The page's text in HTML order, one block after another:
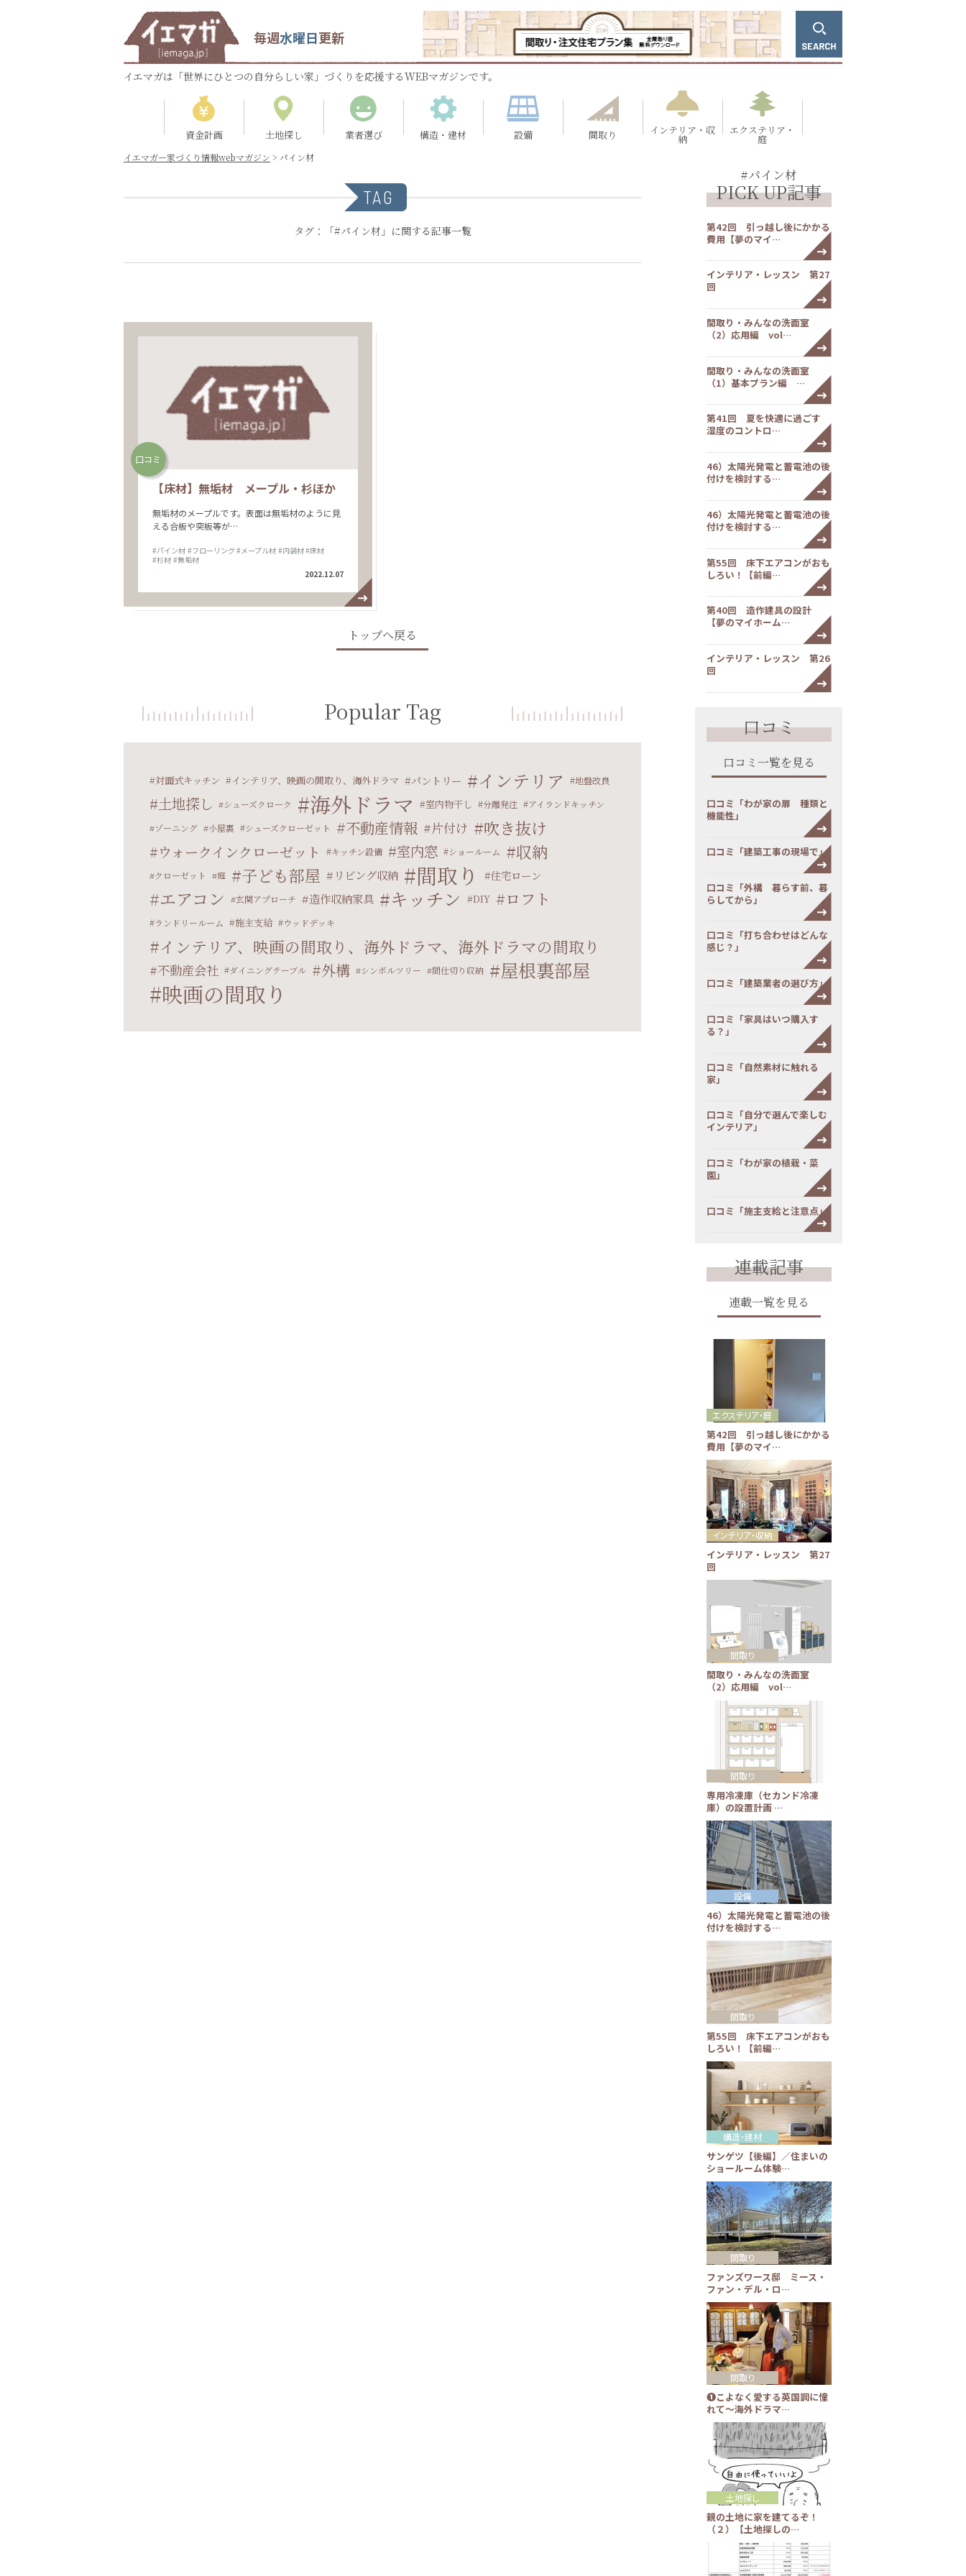
毎週水曜日更新
イエマガは「世界にひとつの自分らしい家」づくりを応援するWEBマガジンです。
資金計画 土地探し 業者選び 構造・建材 設備 間取り インテリア・収
納
エクステリア・
庭
イエマガー家づくり情報webマガジン > パイン材
TAG
タグ：「#パイン材」に関する記事一覧
口コミ
【床材】無垢材 メープル・杉ほか
無垢材のメープルです。表面は無垢材のように見
える合板や突板等が…
#パイン材 #フローリング#メープル材 #内装材#床材
#杉材 #無垢材
2022.12.07
トップへ戻る
Popular Tag
対面式キッチン インテリア、映画の間取り、海外ドラマ パントリー インテリア 地盤改良
土地探し シューズクローク 海外ドラマ 室内物干し 分離発注
アイランドキッチン
ゾーニング
小屋裏 シューズクローゼット 不動産情報 片付け 吹き抜け
ウォークインクローゼット キッチン設備 室内窓 ショールーム 収納
クローゼット 庭 子ども部屋 リビング収納 間取り 住宅ローン
エアコン 玄関アプローチ 造作収納家具 キッチン DIY ロフト
ランドリールーム 施主支給 ウッドデッキ
インテリア、映画の間取り、海外ドラマ、海外ドラマの間取り
不動産会社 ダイニングテーブル 外構 シンボルツリー 間仕切り収納 屋根裏部屋
映画の間取り
#パイン材
PICK UP記事
第42回 引っ越し後にかかる
費用【夢のマイ…
インテリア・レッスン 第27
回
間取り・みんなの洗面室
（2）応用編 vol…
間取り・みんなの洗面室
（1）基本プラン編 …
第41回 夏を快適に過ごす
湿度のコントロ…
46）太陽光発電と蓄電池の後
付けを検討する…
46）太陽光発電と蓄電池の後
付けを検討する…
第55回 床下エアコンがおも
しろい！【前編…
第40回 造作建具の設計
【夢のマイホーム…
インテリア・レッスン 第26
回
口コミ
口コミ一覧を見る
口コミ「わが家の扉 種類と
機能性」
口コミ「建築工事の現場で」
口コミ「外構 暮らす前、暮
らしてから」
口コミ「打ち合わせはどんな
感じ？」
口コミ「建築業者の選び方」
口コミ「家具はいつ購入す
る？」
口コミ「自然素材に触れる
家」
口コミ「自分で選んで楽しむ
インテリア」
口コミ「わが家の植栽・菜
園」
口コミ「施主支給と注意点」
連載記事
連載一覧を見る
第42回 引っ越し後にかかる
費用【夢のマイ…
エクステリア・庭
インテリア・レッスン 第27
回
インテリア・収納
間取り・みんなの洗面室
（2）応用編 vol…
間取り
専用冷凍庫（セカンド冷凍
庫）の設置計画 …
間取り
46）太陽光発電と蓄電池の後
付けを検討する…
設備
第55回 床下エアコンがおも
しろい！【前編…
間取り
サンゲツ【後編】／住まいの
ショールーム体験…
構造・建材
ファンズワース邸 ミース・
ファン・デル・ロ…
間取り
❶こよなく愛する英国調に憧
れて～海外ドラマ…
間取り
親の土地に家を建てるぞ！
（２）【土地探しの…
土地探し